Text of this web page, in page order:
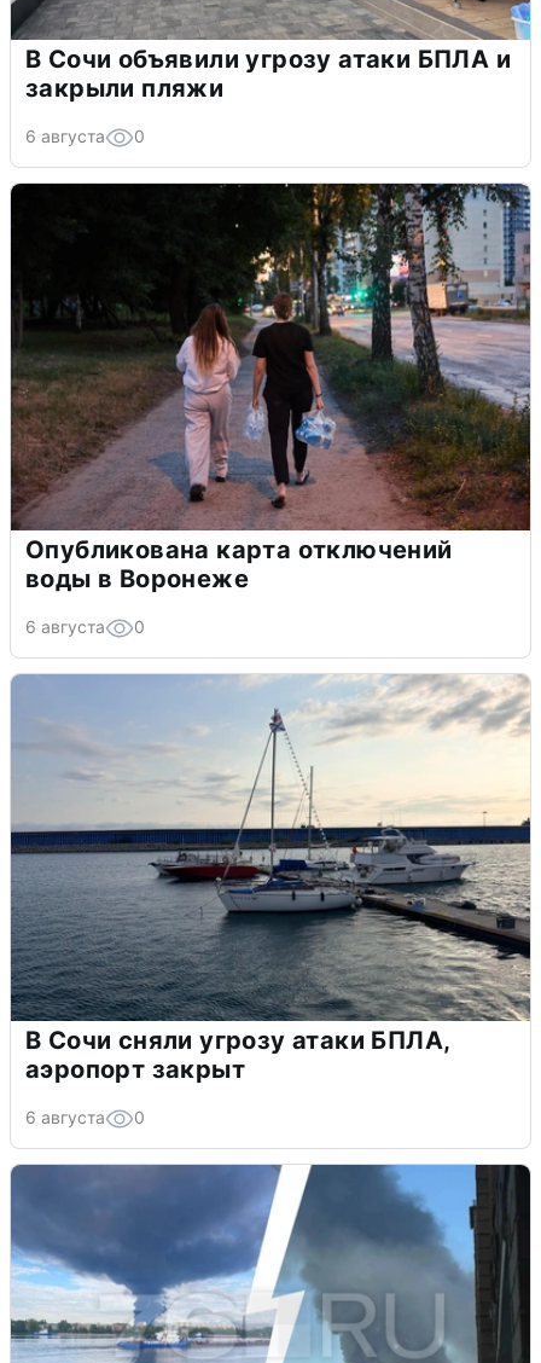
В Сочи объявили угрозу атаки БПЛА и
закрыли пляжи
6 августа 0
Опубликована карта отключений
воды в Воронеже
6 августа 0
В Сочи сняли угрозу атаки БПЛА,
аэропорт закрыт
6 августа 0